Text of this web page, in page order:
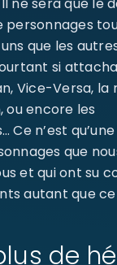
*
personnages
que les
si
Vice-Versa, la
ou encore les
Ce n’est
que
et qui ont su
autant que
de